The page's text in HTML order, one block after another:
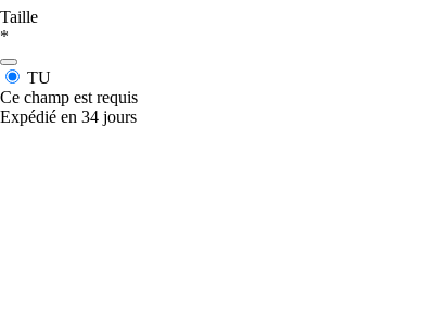
Taille
*
TU
Ce champ est requis
Expédié en 34 jours